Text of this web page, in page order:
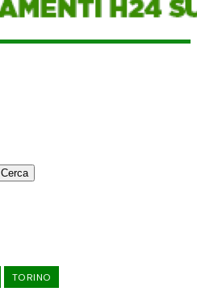
Cerca
TORINO